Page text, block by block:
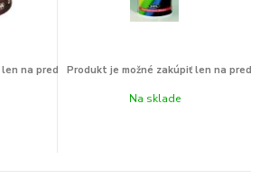
Na sklade